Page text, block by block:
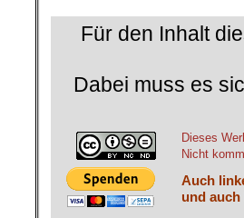
Für den Inhalt
Dabei muss es
Dieses
Nicht
Auch
und